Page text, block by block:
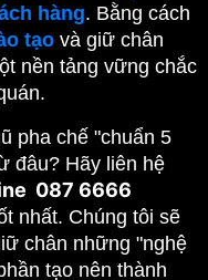
hàng. Bằng cách
tạo và giữ chân
nền tảng vững chắc
pha chế "chuẩn 5
đâu? Hãy liên hệ
087 6666
nhất. Chúng tôi sẽ
chân những "nghệ
tạo nên thành